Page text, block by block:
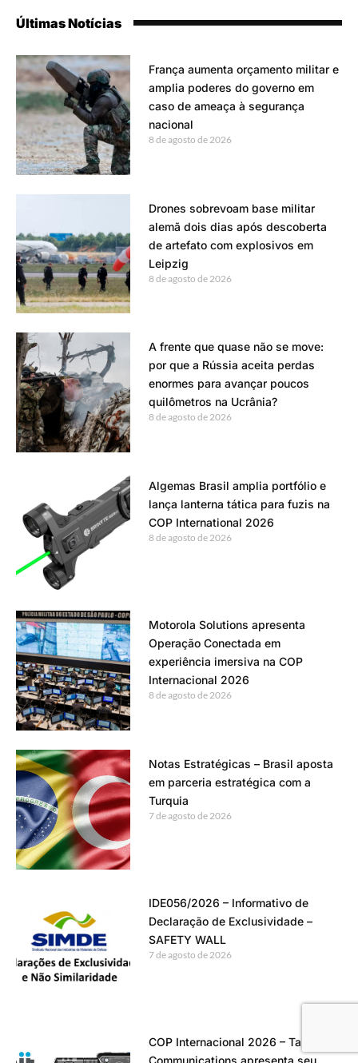
Últimas Notícias
França aumenta orçamento militar e
amplia poderes do governo em
caso de ameaça à segurança
nacional
8 de agosto de 2026
Drones sobrevoam base militar
alemã dois dias após descoberta
de artefato com explosivos em
Leipzig
8 de agosto de 2026
A frente que quase não se move:
por que a Rússia aceita perdas
enormes para avançar poucos
quilômetros na Ucrânia?
8 de agosto de 2026
Algemas Brasil amplia portfólio e
lança lanterna tática para fuzis na
COP International 2026
8 de agosto de 2026
Motorola Solutions apresenta
Operação Conectada em
experiência imersiva na COP
Internacional 2026
8 de agosto de 2026
Notas Estratégicas – Brasil aposta
em parceria estratégica com a
Turquia
7 de agosto de 2026
IDE056/2026 – Informativo de
Declaração de Exclusividade –
SAFETY WALL
7 de agosto de 2026
COP Internacional 2026 – Tait
Communications apresenta seu